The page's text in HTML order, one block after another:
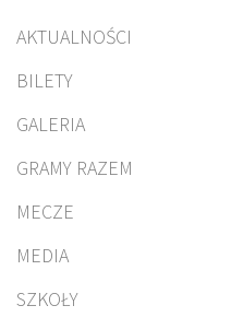
AKTUALNOŚCI
BILETY
GALERIA
GRAMY RAZEM
MECZE
MEDIA
SZKOŁY